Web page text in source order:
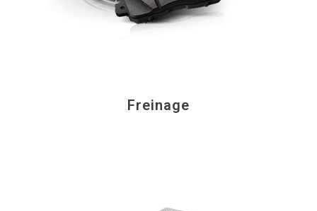
Freinage